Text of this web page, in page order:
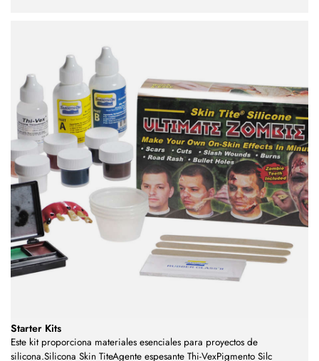
Starter Kits
Este kit proporciona materiales esenciales para proyectos de
silicona.Silicona Skin TiteAgente espesante Thi-VexPigmento Silc